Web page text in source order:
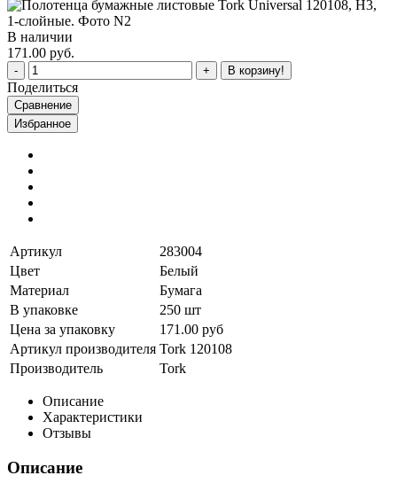
В наличии
171.00 руб.
В корзину!
Поделиться
Сравнение
Избранное
Артикул
283004
Цвет
Белый
Материал
Бумага
В упаковке
250 шт
Цена за упаковку
171.00 руб
Артикул производителя Tork 120108
Производитель
Tork
Описание
Характеристики
Отзывы
Описание